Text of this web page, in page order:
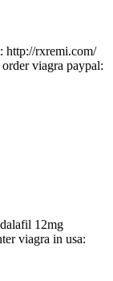
http://rxremi.com/
viagra paypal:
12mg
viagra in usa: